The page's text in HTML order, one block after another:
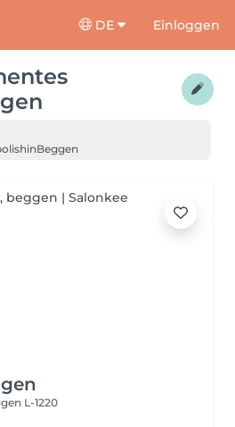
DE Einloggen
inBeggen
L-1220